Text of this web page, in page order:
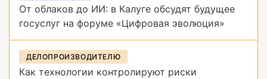
От облаков до ИИ: в Калуге обсудят будущее
госуслуг на форуме «Цифровая эволюция»
ДЕЛОПРОИЗВОДИТЕЛЮ
Как технологии контролируют риски